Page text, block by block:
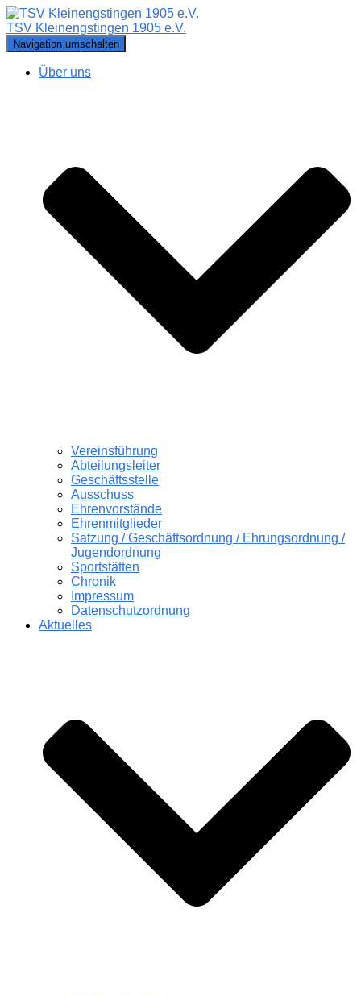
TSV Kleinengstingen 1905 e.V.
Navigation umschalten
Über uns
Vereinsführung
Abteilungsleiter
Geschäftsstelle
Ausschuss
Ehrenvorstände
Ehrenmitglieder
Satzung / Geschäftsordnung / Ehrungsordnung /
Jugendordnung
Sportstätten
Chronik
Impressum
Datenschutzordnung
Aktuelles